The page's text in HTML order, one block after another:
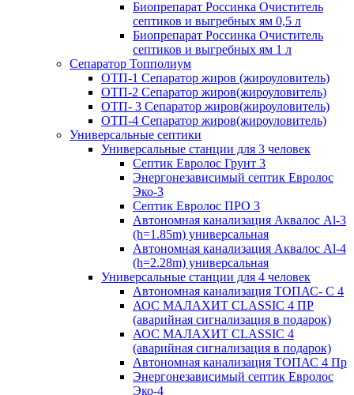
Биопрепарат Россинка Очиститель
септиков и выгребных ям 0,5 л
Биопрепарат Россинка Очиститель
септиков и выгребных ям 1 л
Сепаратор Топполиум
ОТП-1 Сепаратор жиров (жироуловитель)
ОТП-2 Сепаратор жиров(жироуловитель)
ОТП- 3 Сепаратор жиров(жироуловитель)
ОТП-4 Сепаратор жиров(жироуловитель)
Универсальные септики
Универсальные станции для 3 человек
Септик Евролос Грунт 3
Энергонезависимый септик Евролос
Эко-3
Септик Евролос ПРО 3
Автономная канализация Аквалос Al-3
(h=1.85m) универсальная
Автономная канализация Аквалос Al-4
(h=2.28m) универсальная
Универсальные станции для 4 человек
Автономная канализация ТОПАС- С 4
АОС МАЛАХИТ CLASSIC 4 ПР
(аварийная сигнализация в подарок)
АОС МАЛАХИТ CLASSIC 4
(аварийная сигнализация в подарок)
Автономная канализация ТОПАС 4 Пр
Энергонезависимый септик Евролос
Эко-4